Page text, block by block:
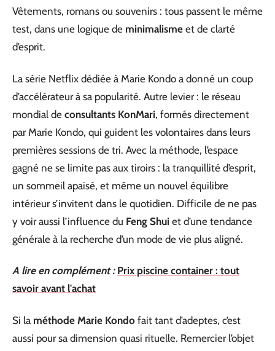
Vêtements, romans ou souvenirs : tous passent le même
test, dans une logique de minimalisme et de clarté
d’esprit.
La série Netflix dédiée à Marie Kondo a donné un coup
d’accélérateur à sa popularité. Autre levier : le réseau
mondial de consultants KonMari, formés directement
par Marie Kondo, qui guident les volontaires dans leurs
premières sessions de tri. Avec la méthode, l’espace
gagné ne se limite pas aux tiroirs : la tranquillité d’esprit,
un sommeil apaisé, et même un nouvel équilibre
intérieur s’invitent dans le quotidien. Difficile de ne pas
y voir aussi l’influence du Feng Shui et d’une tendance
générale à la recherche d’un mode de vie plus aligné.
A lire en complément : Prix piscine container : tout
savoir avant l'achat
Si la méthode Marie Kondo fait tant d’adeptes, c’est
aussi pour sa dimension quasi rituelle. Remercier l’objet